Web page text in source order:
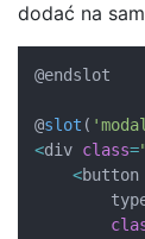
dodać na
@endslot
@slot (
<div class=
<button